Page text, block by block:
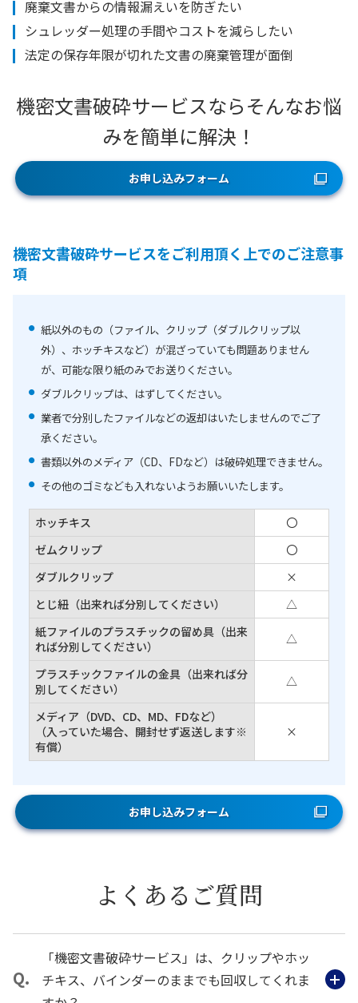
廃棄文書からの情報漏えいを防ぎたい
シュレッダー処理の手間やコストを減らしたい
法定の保存年限が切れた文書の廃棄管理が面倒
機密文書破砕サービスならそんなお悩
みを簡単に解決！
お申し込みフォーム
機密文書破砕サービスをご利用頂く上でのご注意事
項
紙以外のもの（ファイル、クリップ（ダブルクリップ以
外）、ホッチキスなど）が混ざっていても問題ありません
が、可能な限り紙のみでお送りください。
ダブルクリップは、はずしてください。
業者で分別したファイルなどの返却はいたしませんのでご了
承ください。
書類以外のメディア（CD、FDなど）は破砕処理できません。
その他のゴミなども入れないようお願いいたします。
ホッチキス
〇
ゼムクリップ
〇
ダブルクリップ
×
とじ紐（出来れば分別してください）
△
紙ファイルのプラスチックの留め具（出来
れば分別してください）
△
プラスチックファイルの金具（出来れば分
別してください）
△
メディア（DVD、CD、MD、FDなど）
（入っていた場合、開封せず返送します※
有償）
×
お申し込みフォーム
よくあるご質問
「機密文書破砕サービス」は、クリップやホッ
チキス、バインダーのままでも回収してくれま